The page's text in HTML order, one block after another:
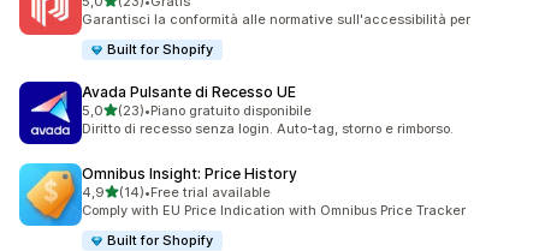
23 recensioni totali
Garantisci la conformità alle normative sull'accessibilità per
Built for Shopify
Avada Pulsante di Recesso UE
5,0stelle su 5
(23)
23 recensioni totali
•Piano gratuito disponibile
Diritto di recesso senza login. Auto-tag, storno e rimborso.
Omnibus Insight: Price History
4,9stelle su 5
(14)
14 recensioni totali
•Free trial available
Comply with EU Price Indication with Omnibus Price Tracker
Built for Shopify